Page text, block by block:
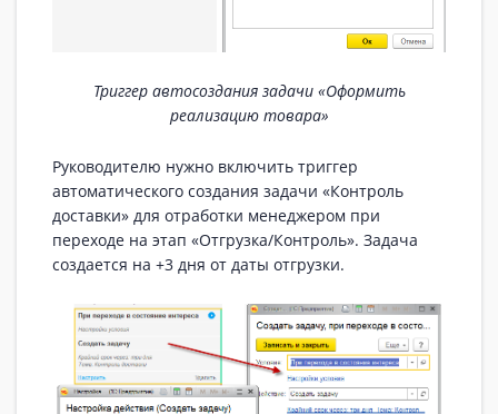
Триггер автосоздания задачи «Оформить
реализацию товара»
Руководителю нужно включить триггер
автоматического создания задачи «Контроль
доставки» для отработки менеджером при
переходе на этап «Отгрузка/Контроль». Задача
создается на +3 дня от даты отгрузки.